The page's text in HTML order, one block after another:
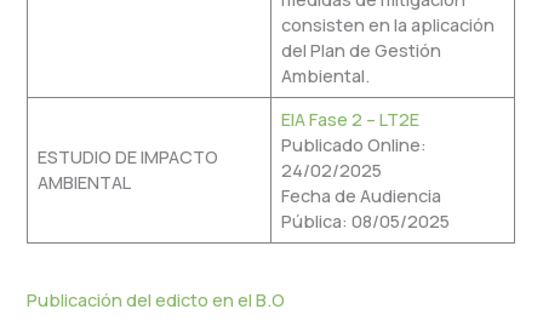
consisten en la aplicación
del Plan de Gestión
Ambiental.
ESTUDIO DE IMPACTO
AMBIENTAL
EIA Fase 2 – LT2E
Publicado Online:
24/02/2025
Fecha de Audiencia
Pública: 08/05/2025
Publicación del edicto en el B.O